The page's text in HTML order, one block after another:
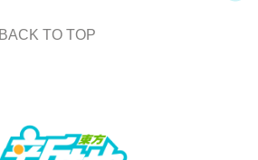
BACK TO TOP